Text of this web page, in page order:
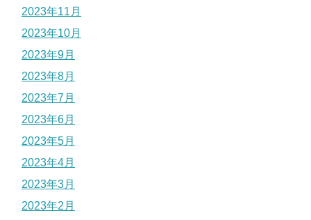
2023年11月
2023年10月
2023年9月
2023年8月
2023年7月
2023年6月
2023年5月
2023年4月
2023年3月
2023年2月